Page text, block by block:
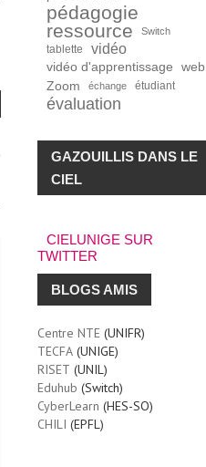
pédagogie
ressource
Switch
tablette vidéo
vidéo d'apprentissage web
Zoom échange étudiant
évaluation
GAZOUILLIS DANS LE
CIEL
CIELUNIGE SUR
TWITTER
BLOGS AMIS
Centre NTE (UNIFR)
TECFA (UNIGE)
RISET (UNIL)
Eduhub (Switch)
CyberLearn (HES-SO)
CHILI (EPFL)